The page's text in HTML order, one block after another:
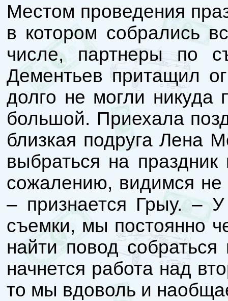
Местом проведения
в котором собрались
числе, партнеры по
Дементьев притащил
долго не могли никуда
большой. Приехала
близкая подруга Лена
выбраться на
сожалению, видимся не
– признается Грыу. –
съемки, мы постоянно
найти повод
начнется работа над
то мы вдоволь и